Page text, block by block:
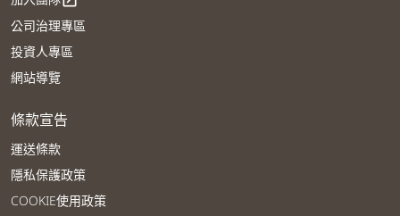
公司治理專區
投資人專區
網站導覽
條款宣告
運送條款
隱私保護政策
COOKIE使用政策